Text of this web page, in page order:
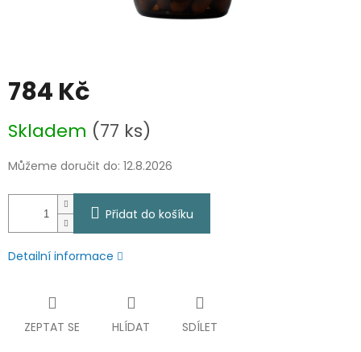
784 Kč
cena:
Skladem (77 ks)
Můžeme doručit do: 12.8.2026
Přidat do košíku
Detailní informace
ZEPTAT SE HLÍDAT SDÍLET